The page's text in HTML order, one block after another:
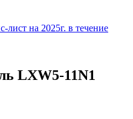
на 2025г. в течение
LXW5-11N1